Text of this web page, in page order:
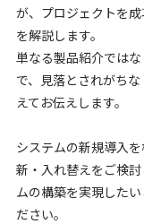
が、プロジェクトを
を解説します。
単なる製品紹介では
で、見落とされがち
えてお伝えします。
システムの新規導入
新・入れ替えをご検
ムの構築を実現した
ださい。